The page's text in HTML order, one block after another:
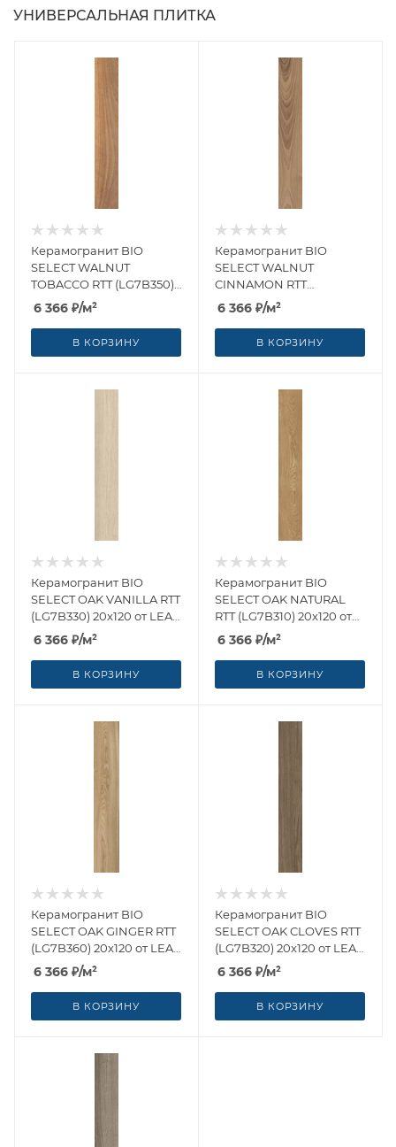
УНИВЕРСАЛЬНАЯ ПЛИТКА
Керамогранит BIO
SELECT WALNUT
TOBACCO RTT (LG7B350)
20x120 от LEA Ceramiche
(Италия)
6 366 ₽/м²
В КОРЗИНУ
Керамогранит BIO
SELECT WALNUT
CINNAMON RTT
(LG7B340) 20x120 от LEA
Ceramiche (Италия)
6 366 ₽/м²
В КОРЗИНУ
Керамогранит BIO
SELECT OAK VANILLA RTT
(LG7B330) 20x120 от LEA
Ceramiche (Италия)
6 366 ₽/м²
В КОРЗИНУ
Керамогранит BIO
SELECT OAK NATURAL
RTT (LG7B310) 20x120 от
LEA Ceramiche (Италия)
6 366 ₽/м²
В КОРЗИНУ
Керамогранит BIO
SELECT OAK GINGER RTT
(LG7B360) 20x120 от LEA
Ceramiche (Италия)
6 366 ₽/м²
В КОРЗИНУ
Керамогранит BIO
SELECT OAK CLOVES RTT
(LG7B320) 20x120 от LEA
Ceramiche (Италия)
6 366 ₽/м²
В КОРЗИНУ